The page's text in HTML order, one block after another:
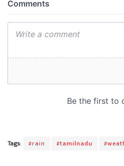
Tags: #rain #tamilnadu